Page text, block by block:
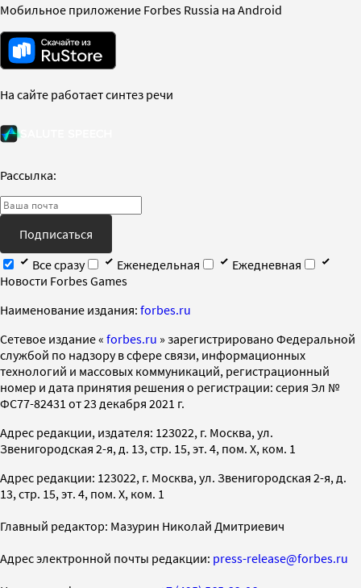
Мобильное приложение Forbes Russia на Android
На сайте работает синтез речи
Рассылка:
Подписаться
Все сразу
Еженедельная
Ежедневная
Новости Forbes Games
Наименование издания: forbes.ru
Cетевое издание « forbes.ru » зарегистрировано Федеральной
службой по надзору в сфере связи, информационных
технологий и массовых коммуникаций, регистрационный
номер и дата принятия решения о регистрации: серия Эл №
ФС77-82431 от 23 декабря 2021 г.
Адрес редакции, издателя: 123022, г. Москва, ул.
Звенигородская 2-я, д. 13, стр. 15, эт. 4, пом. X, ком. 1
Адрес редакции: 123022, г. Москва, ул. Звенигородская 2-я, д.
13, стр. 15, эт. 4, пом. X, ком. 1
Главный редактор: Мазурин Николай Дмитриевич
Адрес электронной почты редакции: press-release@forbes.ru